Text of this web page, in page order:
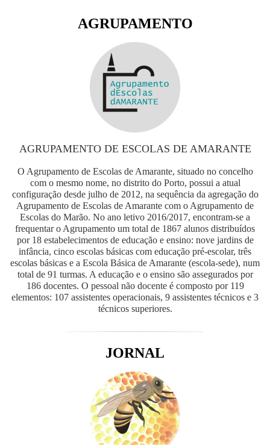
AGRUPAMENTO
AGRUPAMENTO DE ESCOLAS DE AMARANTE
O Agrupamento de Escolas de Amarante, situado no concelho
com o mesmo nome, no distrito do Porto, possui a atual
configuração desde julho de 2012, na sequência da agregação do
Agrupamento de Escolas de Amarante com o Agrupamento de
Escolas do Marão. No ano letivo 2016/2017, encontram-se a
frequentar o Agrupamento um total de 1867 alunos distribuídos
por 18 estabelecimentos de educação e ensino: nove jardins de
infância, cinco escolas básicas com educação pré-escolar, três
escolas básicas e a Escola Básica de Amarante (escola-sede), num
total de 91 turmas. A educação e o ensino são assegurados por
186 docentes. O pessoal não docente é composto por 119
elementos: 107 assistentes operacionais, 9 assistentes técnicos e 3
técnicos superiores.
JORNAL